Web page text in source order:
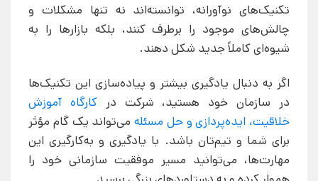
تکنیک‌های نوآورانه، توانسته‌اند نه تنها مشکلات و
چالش‌های موجود را برطرف کنند، بلکه بازارها را به
شیوه‌ای کاملاً جدید شکل دهند.
اگر به دنبال یادگیری بیشتر و پیاده‌سازی این تکنیک‌ها
در سازمان خود هستید، شرکت درکارگاه آموزش
خلاقیت، ایده‌پردازی و حل مسئله می‌تواند یک گام مؤثر
برای شما و تیم‌تان باشد. با یادگیری و به‌کارگیری این
مهارت‌ها، می‌توانید مسیر موفقیت سازمانی خود را